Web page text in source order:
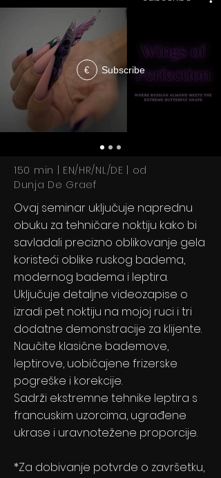
€ Subscribe
150 min | EN/HR/NL/DE | od
Dunja De Graef
Ovaj seminar uključuje naprednu
obuku za tehničare noktiju kako bi
savladali precizno oblikovanje gela
koristeći oblike ruskog badema,
modernog badema i leptira.
Uključuje detaljne videozapise o
izradi pet noktiju na mojoj ruci i tri
dodatne demonstracije za klijente.
Naučite klasične bademove,
leptirove, uobičajene frizerske
pogreške i korekcije.
Sadrži ekstremne tehnike leptira s
francuskim uzorcima, ugrađene
ukrase i uravnotežene proporcije.
*Za dobivanje potvrde o završetku,